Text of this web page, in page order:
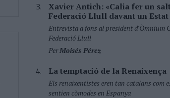
Xavier Antich: «Calia fer un
Federació Llull davant un
Entrevista a fons al president d'Òmnium
Federació Llull
PerMoisés Pérez
La temptació de la Renaixença
Els renaixentistes eren tan catalans com
sentien còmodes en Espanya